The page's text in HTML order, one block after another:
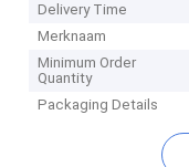
Delivery Time
Merknaam
Minimum Order
Quantity
Packaging Details